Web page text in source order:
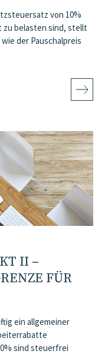
von 10%
zu belasten sind, stellt
der Pauschalpreis
II –
FÜR
ein allgemeiner
sind steuerfrei